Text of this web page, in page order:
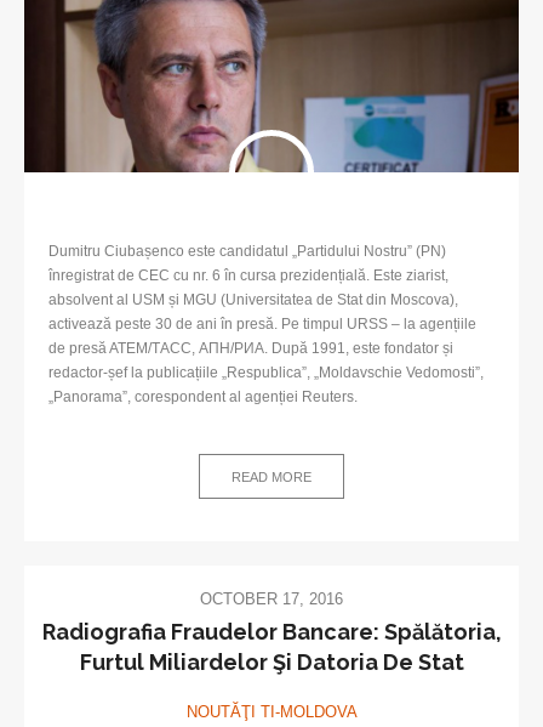
Dumitru Ciubașenco este candidatul „Partidului Nostru” (PN)
înregistrat de CEC cu nr. 6 în cursa prezidențială. Este ziarist,
absolvent al USM și MGU (Universitatea de Stat din Moscova),
activează peste 30 de ani în presă. Pe timpul URSS – la agențiile
de presă ATEM/ТАСС, АПН/РИА. După 1991, este fondator și
redactor-șef la publicațiile „Respublica”, „Moldavschie Vedomosti”,
„Panorama”, corespondent al agenției Reuters.
READ MORE
OCTOBER 17, 2016
Radiografia Fraudelor Bancare: Spălătoria,
Furtul Miliardelor Şi Datoria De Stat
NOUTĂŢI TI-MOLDOVA